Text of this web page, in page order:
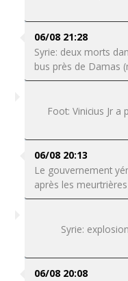
06/08 21:28
Syrie: deux morts
bus près de Damas
Foot: Vinicius Jr
06/08 20:13
Le gouvernement
après les
Syrie:
06/08 20:08